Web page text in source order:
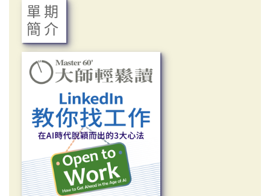
單期
簡介